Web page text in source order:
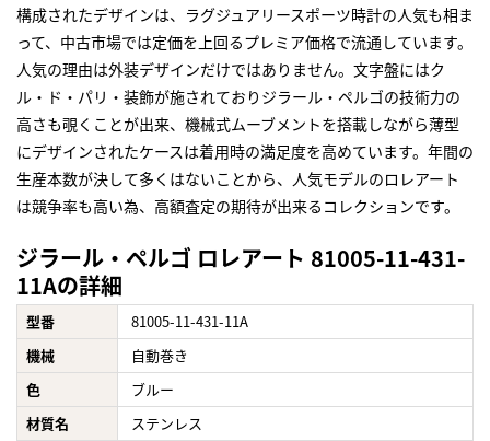
構成されたデザインは、ラグジュアリースポーツ時計の人気も相ま
って、中古市場では定価を上回るプレミア価格で流通しています。
人気の理由は外装デザインだけではありません。文字盤にはク
ル・ド・パリ・装飾が施されておりジラール・ペルゴの技術力の
高さも覗くことが出来、機械式ムーブメントを搭載しながら薄型
にデザインされたケースは着用時の満足度を高めています。年間の
生産本数が決して多くはないことから、人気モデルのロレアート
は競争率も高い為、高額査定の期待が出来るコレクションです。
ジラール・ペルゴ ロレアート 81005-11-431-
11Aの詳細
型番
81005-11-431-11A
機械
自動巻き
色
ブルー
材質名
ステンレス